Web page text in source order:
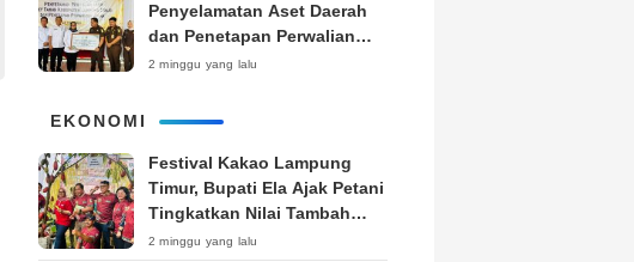
Penyelamatan Aset Daerah
dan Penetapan Perwalian
Anak dari Kejari Lampung
2 minggu yang lalu
EKONOMI
‎Festival Kakao Lampung
Timur, Bupati Ela Ajak Petani
Tingkatkan Nilai Tambah
Produk
2 minggu yang lalu